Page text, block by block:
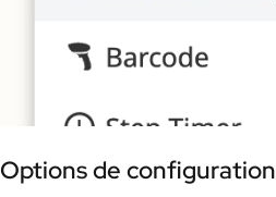
Options de configuration